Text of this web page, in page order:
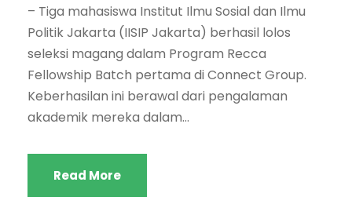
– Tiga mahasiswa Institut Ilmu Sosial dan Ilmu
Politik Jakarta (IISIP Jakarta) berhasil lolos
seleksi magang dalam Program Recca
Fellowship Batch pertama di Connect Group.
Keberhasilan ini berawal dari pengalaman
akademik mereka dalam...
Read More